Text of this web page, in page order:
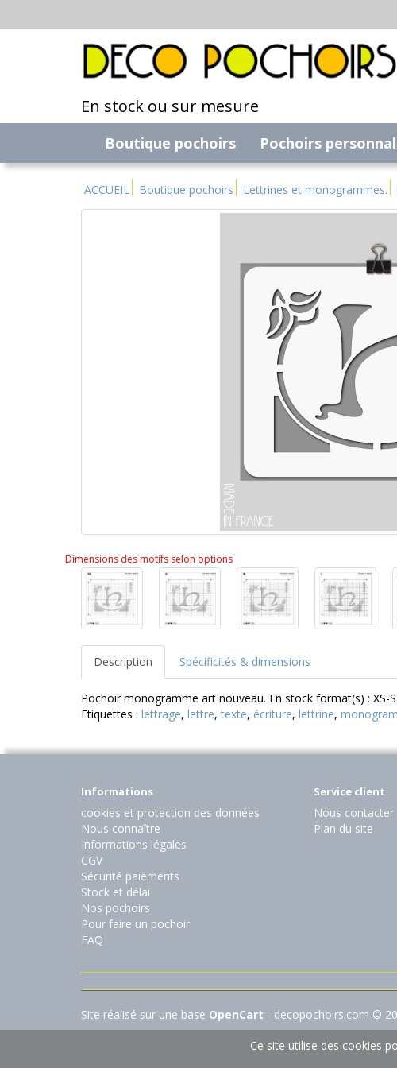
En stock ou sur mesure
Boutique pochoirs Pochoirs
ACCUEIL Boutique pochoirs Lettrines et monogrammes.
Dimensions des motifs selon options
Description Spécificités & dimensions
Pochoir monogramme art nouveau. En stock format(s) : XS-
Etiquettes : lettrage, lettre,texte, écriture, lettrine,
Informations
cookies et protection des données
Nous connaître
Informations légales
CGV
Sécurité paiements
Stock et délai
Nos pochoirs
Pour faire un pochoir
FAQ
Service client
Nous contacter
Plan du site
Site réalisé sur une base OpenCart - decopochoirs.com ©
Ce site utilise des cookies